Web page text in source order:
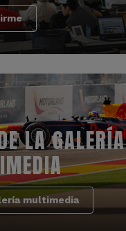
LA GALERÍA
multimedia